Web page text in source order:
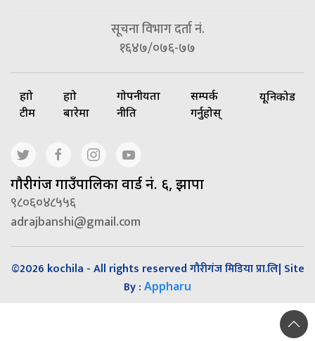
सूचना विभाग दर्ता नं.
१६४७/०७६-७७
हाम्रो
टीम
हाम्रो
बारेमा
गोपनीयता
नीति
सम्पर्क
गर्नुहोस्
यूनिकोड
गाैरीगंज गाउँपालिका वार्ड नं. ६, झापा
९८०६०४८५५६
adrajbanshi@gmail.com
©2026 kochila - All rights reserved गौरीगंज मिडिया प्रा.लि| Site
By : Appharu